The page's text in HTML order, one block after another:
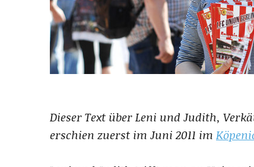
Dieser Text über Leni und Judith,
erschien zuerst im Juni 2011 im